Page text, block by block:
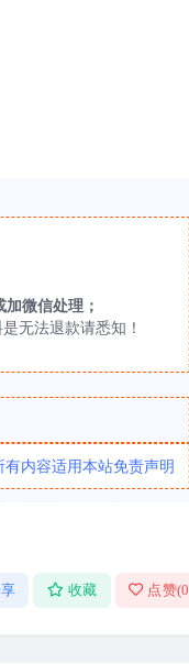
微信处理；
无法退款请悉知！
有内容适用本站免责声明
收藏 点赞(0